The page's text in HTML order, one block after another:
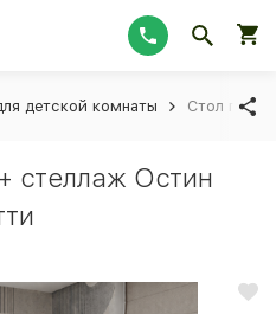
детской комнаты Стол
стеллаж Остин